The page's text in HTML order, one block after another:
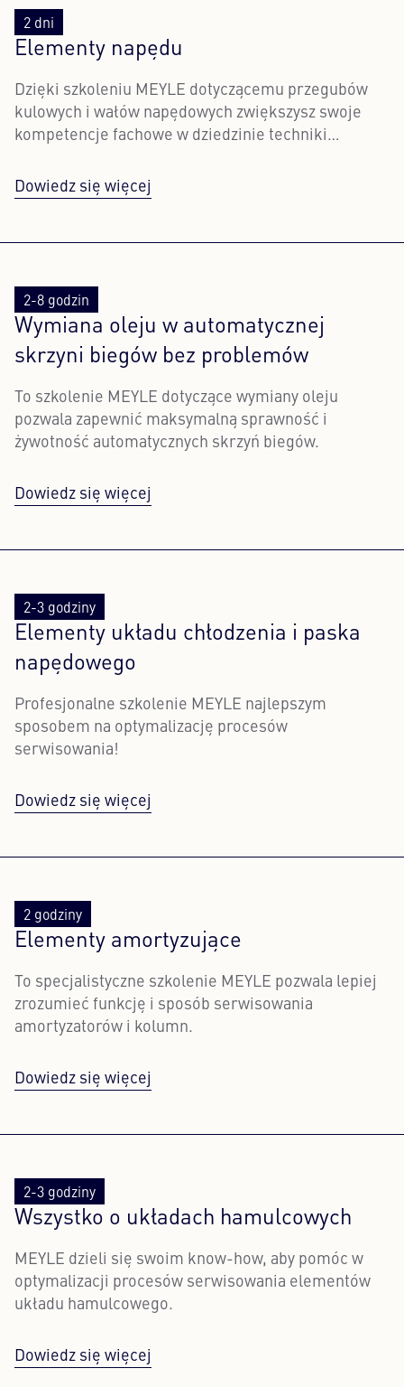
2 dni
Elementy napędu
Dzięki szkoleniu MEYLE dotyczącemu przegubów
kulowych i wałów napędowych zwiększysz swoje
kompetencje fachowe w dziedzinie techniki
Dowiedz się więcej
2-8 godzin
Wymiana oleju w automatycznej
skrzyni biegów bez problemów
To szkolenie MEYLE dotyczące wymiany oleju
pozwala zapewnić maksymalną sprawność i
żywotność automatycznych skrzyń biegów.
Dowiedz się więcej
2-3 godziny
Elementy układu chłodzenia i paska
napędowego
Profesjonalne szkolenie MEYLE najlepszym
sposobem na optymalizację procesów
serwisowania!
Dowiedz się więcej
2 godziny
Elementy amortyzujące
To specjalistyczne szkolenie MEYLE pozwala lepiej
zrozumieć funkcję i sposób serwisowania
amortyzatorów i kolumn.
Dowiedz się więcej
2-3 godziny
Wszystko o układach hamulcowych
MEYLE dzieli się swoim know-how, aby pomóc w
optymalizacji procesów serwisowania elementów
układu hamulcowego.
Dowiedz się więcej